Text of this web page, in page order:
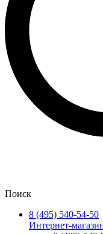
Поиск
8 (495) 540-54-50
Интернет-